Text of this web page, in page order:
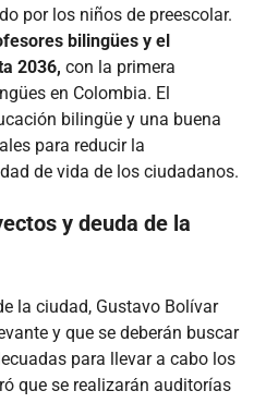
por los niños de preescolar.
bilingües y el
2036, con la primera
en Colombia. El
bilingüe y una buena
para reducir la
de vida de los ciudadanos.
y deuda de la
la ciudad, Gustavo Bolívar
y que se deberán buscar
para llevar a cabo los
que se realizarán auditorías